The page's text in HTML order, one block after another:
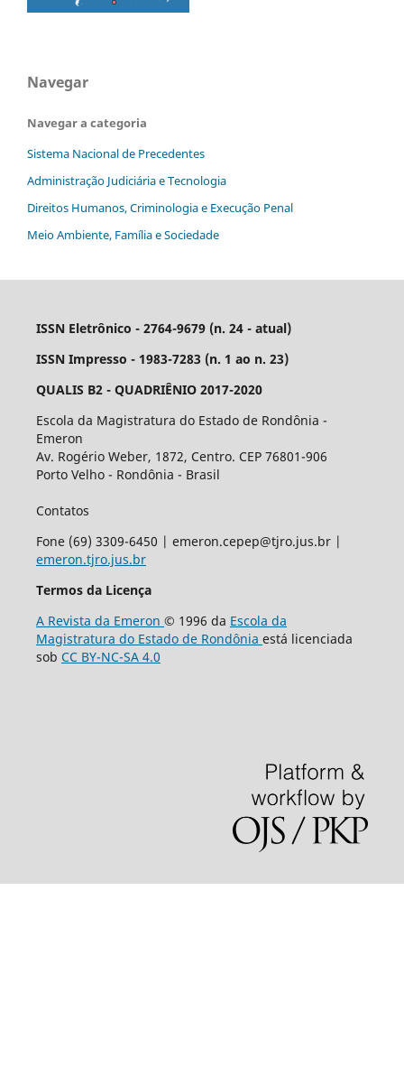
Navegar
Navegar a categoria
Sistema Nacional de Precedentes
Administração Judiciária e Tecnologia
Direitos Humanos, Criminologia e Execução Penal
Meio Ambiente, Família e Sociedade
ISSN Eletrônico - 2764-9679 (n. 24 - atual)
ISSN Impresso - 1983-7283 (n. 1 ao n. 23)
QUALIS B2 - QUADRIÊNIO 2017-2020
Escola da Magistratura do Estado de Rondônia -
Emeron
Av. Rogério Weber, 1872, Centro. CEP 76801-906
Porto Velho - Rondônia - Brasil
Contatos
Fone (69) 3309-6450 | emeron.cepep@tjro.jus.br |
emeron.tjro.jus.br
Termos da Licença
A Revista da Emeron © 1996 da Escola da
Magistratura do Estado de Rondônia está licenciada
sob CC BY-NC-SA 4.0